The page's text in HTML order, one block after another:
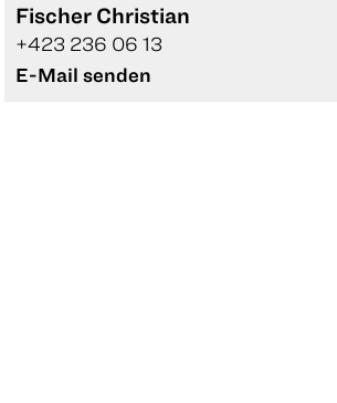
Fischer Christian
+423 236 06 13
E-Mail senden